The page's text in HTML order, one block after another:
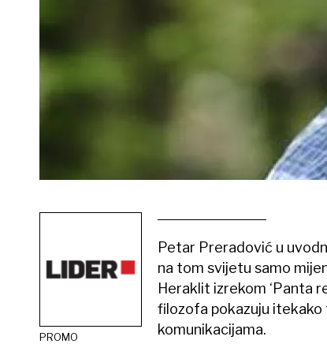
PROMO
Petar Preradović u
na tom svijetu samo
Heraklit izrekom ‘Panta
filozofa pokazuju itekako
komunikacijama.